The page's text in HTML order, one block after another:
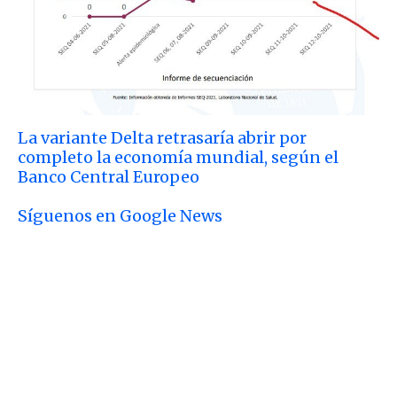
La variante Delta retrasaría abrir por
completo la economía mundial, según el
Banco Central Europeo
Síguenos en Google News